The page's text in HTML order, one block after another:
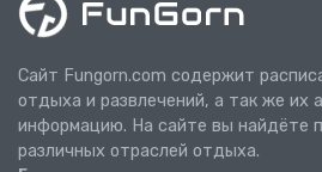
Сайт Fungorn.com содержит
отдыха и развлечений, а так же их
информацию. На сайте вы найдёте
различных отраслей отдыха.